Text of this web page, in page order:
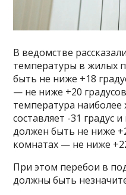
В ведомстве
температуры в жилых
быть не ниже +18
— не ниже +20
температура
составляет -31 градус
должен быть не ниже
комнатах — не ниже
При этом перебои в
должны быть